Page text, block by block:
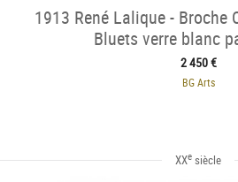
1913 René Lalique - Broche
Bluets verre blanc
2 450 €
BG Arts
XXe siècle